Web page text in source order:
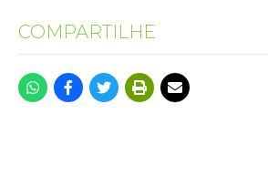
COMPARTILHE